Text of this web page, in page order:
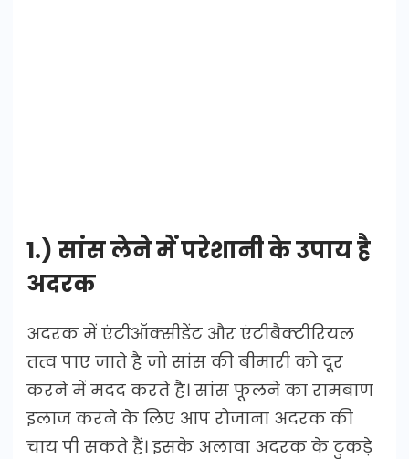
1.) सांस लेने में परेशानी के उपाय है
अदरक
अदरक में एंटीऑक्सीडेंट और एंटीबैक्टीरियल
तत्व पाए जाते है जो सांस की बीमारी को दूर
करने में मदद करते है। सांस फूलने का रामबाण
इलाज करने के लिए आप रोजाना अदरक की
चाय पी सकते हैं। इसके अलावा अदरक के टुकड़े